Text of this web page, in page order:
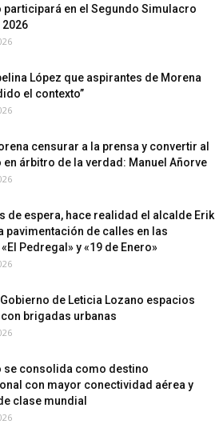
participará en el Segundo Simulacro
López que aspirantes de Morena
el contexto”
censurar a la prensa y convertir al
árbitro de la verdad: Manuel Añorve
de espera, hace realidad el alcalde Erik
pavimentación de calles en las
Pedregal» y «19 de Enero»
Gobierno de Leticia Lozano espacios
brigadas urbanas
se consolida como destino
con mayor conectividad aérea y
clase mundial